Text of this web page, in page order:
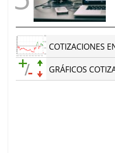
COTIZACIONES
GRÁFICOS